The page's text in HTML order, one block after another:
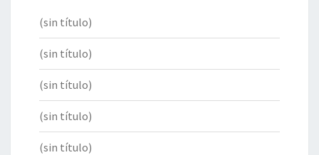
(sin título)
(sin título)
(sin título)
(sin título)
(sin título)